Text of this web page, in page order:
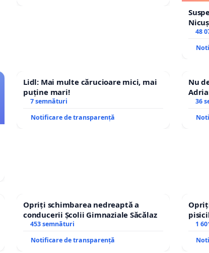
și48
Lidl: Mai multe cărucioare mici, mai
puține mari!
7 semnături
Notificare de transparență
Nu
36
Opriți schimbarea nedreaptă a
conducerii Școlii Gimnaziale Săcălaz
453 semnături
Notificare de transparență
1